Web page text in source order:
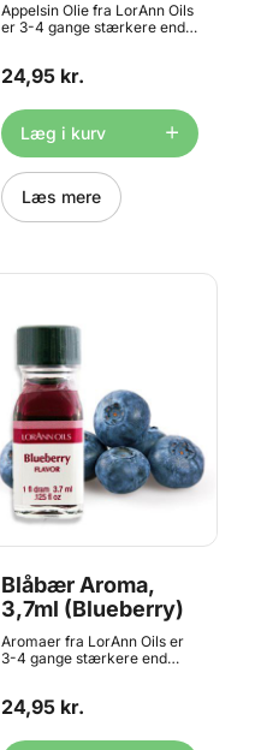
Appelsin Olie fra LorAnn Oils
er 3-4 gange stærkere end
brug. Aromaen er velegnet til
frosting, kager, småkager, is
og konfekt. Kan også bruges
til chokoladefremstilling.
Bemærk at produktet er
stærkt smagsgivende, og
derfor anbefaler vi at du
benytter engang-pipetter
24,95 kr.
Læg i kurv
Læs mere
Blåbær Aroma,
3,7ml (Blueberry)
Aromaer fra LorAnn Oils er
3-4 gange stærkere end
brug. Aromaen er velegnet til
frosting, kager, småkager, is
24,95 kr.